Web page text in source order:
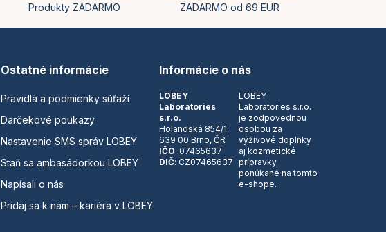
Produkty ZADARMO ZADARMO od 69 EUR
Ostatné informácie
Pravidlá a podmienky súťaží
Darčekové poukazy
Nastavenie SMS správ LOBEY
Staň sa ambasádorkou LOBEY
Napísali o nás
Pridaj sa k nám – kariéra v LOBEY
Informácie o nás
LOBEY
Laboratories
s.r.o.
Holandská 854/1,
639 00 Brno, ČR
IČO: 07465637
DIČ: CZ07465637
LOBEY
Laboratories s.r.o.
je zodpovednou
osobou za
výživové doplnky
aj kozmetické
prípravky
ponúkané na tomto
e-shope.